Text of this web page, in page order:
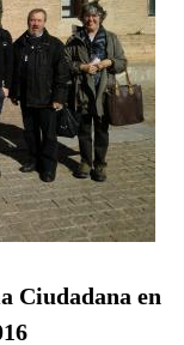
Ciudadana en